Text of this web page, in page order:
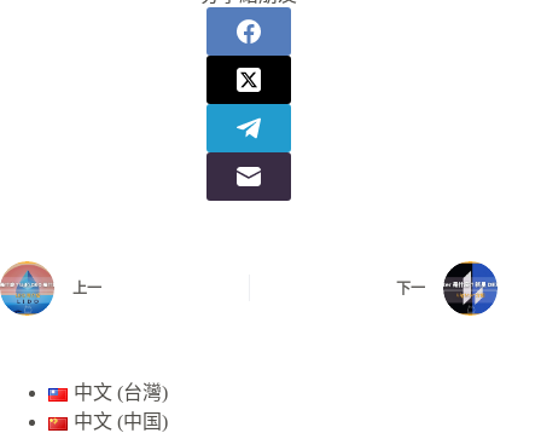
上一 下一
中文 (台灣)
中文 (中国)